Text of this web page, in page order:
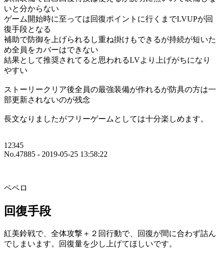
いと分からない
ゲーム開始時に至っては回復ポイントに行くまでLVUPが回
復手段となる
補助で防御を上げられるし重ね掛けもできるが持続が短いた
め全員をカバーはできない
結果として推奨されてると思われるLVより上げがちになり
やすい
ストーリークリア後全員の最強装備が作れるが防具の方は一
部更新されないのが残念
長文なりましたがフリーゲームとしては十分楽しめます。
12345
No.47885 - 2019-05-25 13:58:22
ペペロ
回復手段
紅美鈴戦で、全体攻撃＋２回行動で、回復が間に合わず詰ん
でしまいます。回復量を少し上げてほしいです。